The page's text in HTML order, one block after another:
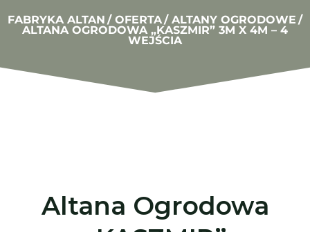
FABRYKA ALTAN / OFERTA/ ALTANY OGRODOWE /
ALTANA OGRODOWA „KASZMIR” 3M X 4M – 4
WEJŚCIA
Altana Ogrodowa